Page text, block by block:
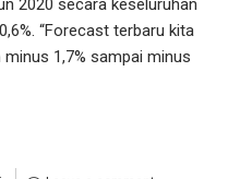
“Forecast terbaru kita
1,7% sampai minus